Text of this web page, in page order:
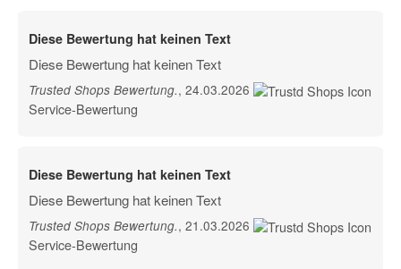
Diese Bewertung hat keinen Text
Diese Bewertung hat keinen Text
Trusted Shops Bewertung., 24.03.2026
Service-Bewertung
Diese Bewertung hat keinen Text
Diese Bewertung hat keinen Text
Trusted Shops Bewertung., 21.03.2026
Service-Bewertung